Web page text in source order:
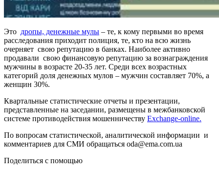
Это дропы, денежные мулы – те, к кому первыми во время
расследования приходит полиция, те, кто на всю жизнь
очерняет свою репутацию в банках. Наиболее активно
продавали свою финансовую репутацию за вознаграждения
мужчины в возрасте 20-35 лет. Среди всех возрастных
категорий доля денежных мулов – мужчин составляет 70%, а
женщин 30%.
Квартальные статистические отчеты и презентации,
представленные на заседании, размещены в межбанковской
системе противодействия мошенничеству Exchange-online.
По вопросам статистической, аналитической информации и
комментариев для СМИ обращаться oda@ema.com.ua
Поделиться с помощью